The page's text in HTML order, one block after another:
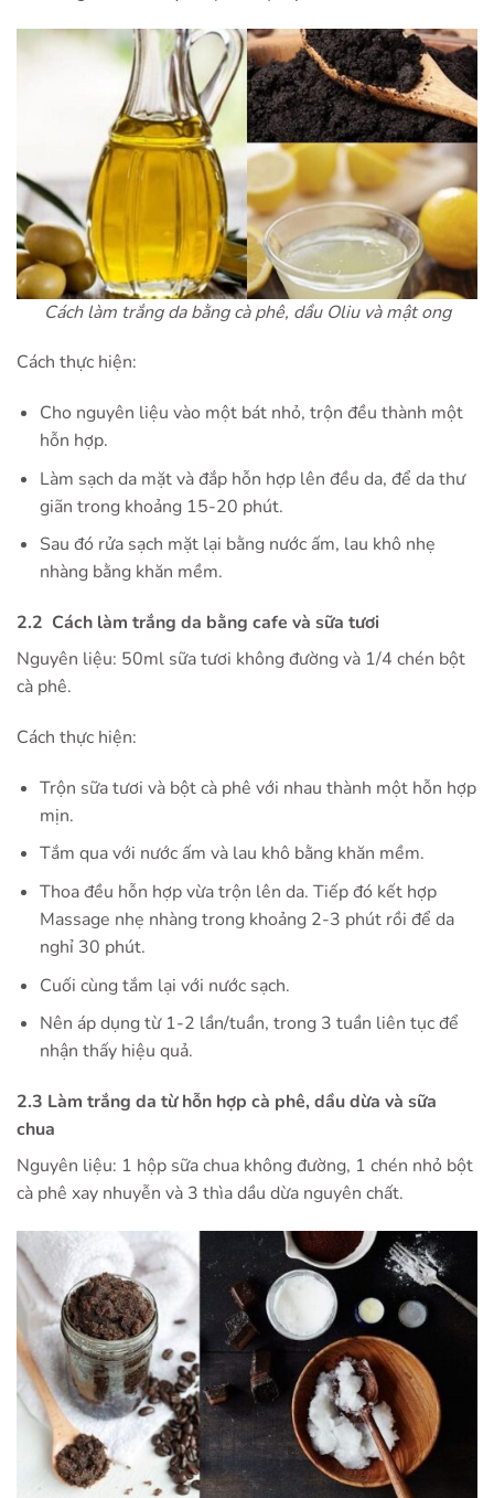
Cách làm trắng da bằng cà phê, dầu Oliu và mật ong
Cách thực hiện:
Cho nguyên liệu vào một bát nhỏ, trộn đều thành một
hỗn hợp.
Làm sạch da mặt và đắp hỗn hợp lên đều da, để da thư
giãn trong khoảng 15-20 phút.
Sau đó rửa sạch mặt lại bằng nước ấm, lau khô nhẹ
nhàng bằng khăn mềm.
2.2 Cách làm trắng da bằng cafe và sữa tươi
Nguyên liệu: 50ml sữa tươi không đường và 1/4 chén bột
cà phê.
Cách thực hiện:
Trộn sữa tươi và bột cà phê với nhau thành một hỗn hợp
mịn.
Tắm qua với nước ấm và lau khô bằng khăn mềm.
Thoa đều hỗn hợp vừa trộn lên da. Tiếp đó kết hợp
Massage nhẹ nhàng trong khoảng 2-3 phút rồi để da
nghỉ 30 phút.
Cuối cùng tắm lại với nước sạch.
Nên áp dụng từ 1-2 lần/tuần, trong 3 tuần liên tục để
nhận thấy hiệu quả.
2.3 Làm trắng da từ hỗn hợp cà phê, dầu dừa và sữa
chua
Nguyên liệu: 1 hộp sữa chua không đường, 1 chén nhỏ bột
cà phê xay nhuyễn và 3 thìa dầu dừa nguyên chất.